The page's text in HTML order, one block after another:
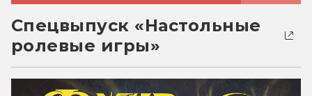
Спецвыпуск «Настольные
ролевые игры»